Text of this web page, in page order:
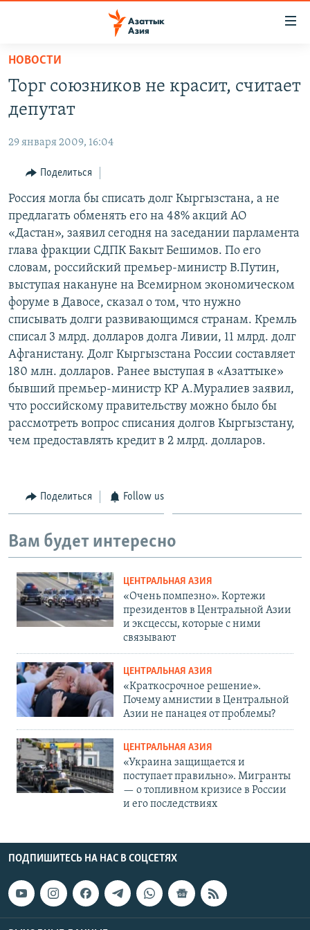
Вернуться
основному
содержанию
Вернутся
навигации
Вернутся
поиску
КАЗАХСТАН
УЗБЕКИСТАН
ТАДЖИКИСТАН
НОВОСТИ
ВОЙНА В УКРАИНЕ
НА ДРУГИХ ЯЗЫКАХ
ҚАЗАҚША
КЫРГЫЗЧА
ЎЗБЕКЧА
ТОҶИКӢ
TÜRKMENÇE
Все сайты РСЕ/РС
НОВОСТИ
Торг союзников не красит, считает
депутат
29 января 2009, 16:04
Поделиться
Россия могла бы списать долг Кыргызстана, а не
предлагать обменять его на 48% акций АО
«Дастан», заявил сегодня на заседании парламента
глава фракции СДПК Бакыт Бешимов. По его
словам, российский премьер-министр В.Путин,
выступая накануне на Всемирном экономическом
форуме в Давосе, сказал о том, что нужно
списывать долги развивающимся странам. Кремль
списал 3 млрд. долларов долга Ливии, 11 млрд. долг
Афганистану. Долг Кыргызстана России составляет
180 млн. долларов. Ранее выступая в «Азаттыке»
бывший премьер-министр КР А.Муралиев заявил,
что российскому правительству можно было бы
рассмотреть вопрос списания долгов Кыргызстану,
чем предоставлять кредит в 2 млрд. долларов.
Поделиться Follow us
Вам будет интересно
ЦЕНТРАЛЬНАЯ АЗИЯ
«Очень помпезно». Кортежи
президентов в Центральной Азии
и эксцессы, которые с ними
связывают
ЦЕНТРАЛЬНАЯ АЗИЯ
«Краткосрочное решение».
Почему амнистии в Центральной
Азии не панацея от проблемы?
ЦЕНТРАЛЬНАЯ АЗИЯ
«Украина защищается и
поступает правильно». Мигранты
— о топливном кризисе в России
и его последствиях
ПОДПИШИТЕСЬ НА НАС В СОЦСЕТЯХ